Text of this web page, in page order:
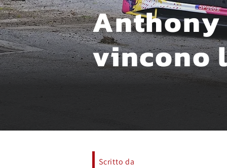
Scritto da
Anthony
vincono